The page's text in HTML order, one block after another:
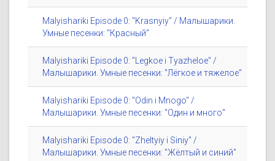
Malyishariki Episode 0: "Krasnyiy" / Малышарики.
Умные песенки: "Красный"
Malyishariki Episode 0: "Legkoe i Tyazheloe" /
Малышарики. Умные песенки: "Лёгкое и тяжелое"
Malyishariki Episode 0: "Odin i Mnogo" /
Малышарики. Умные песенки: "Один и много"
Malyishariki Episode 0: "Zheltyiy i Siniy" /
Малышарики. Умные песенки: "Жёлтый и синий"